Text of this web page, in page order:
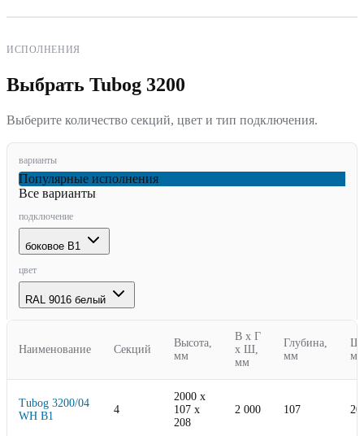
ИСПОЛНЕНИЯ
Выбрать Tubog 3200
Выберите количество секций, цвет и тип подключения.
варианты
Популярные исполнения
Все варианты
подключение
боковое B1
цвет
RAL 9016 белый
Наименование Секций
Высота,
мм
В х Г
х Ш,
мм
Глубина,
мм
мм
Tubog 3200/04
WH B1
4
2000 x
107 x
208
2 000 107